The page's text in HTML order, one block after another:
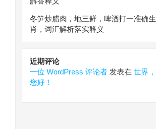
冬笋炒腊肉，地三鲜，啤酒打一准确生
肖，词汇解析落实释义
近期评论
一位 WordPress 评论者 发表在 世界，
您好！